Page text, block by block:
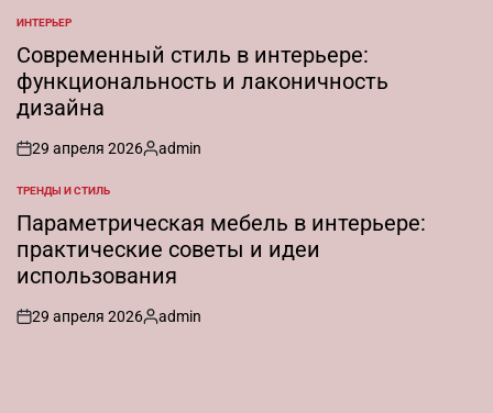
ОПУБЛИКОВАНО
В
ИНТЕРЬЕР
Современный стиль в интерьере:
функциональность и лаконичность
дизайна
on
29 апреля 2026
Запись
admin
ОПУБЛИКОВАНО
В
ТРЕНДЫ И СТИЛЬ
Параметрическая мебель в интерьере:
практические советы и идеи
использования
on
29 апреля 2026
Запись
admin